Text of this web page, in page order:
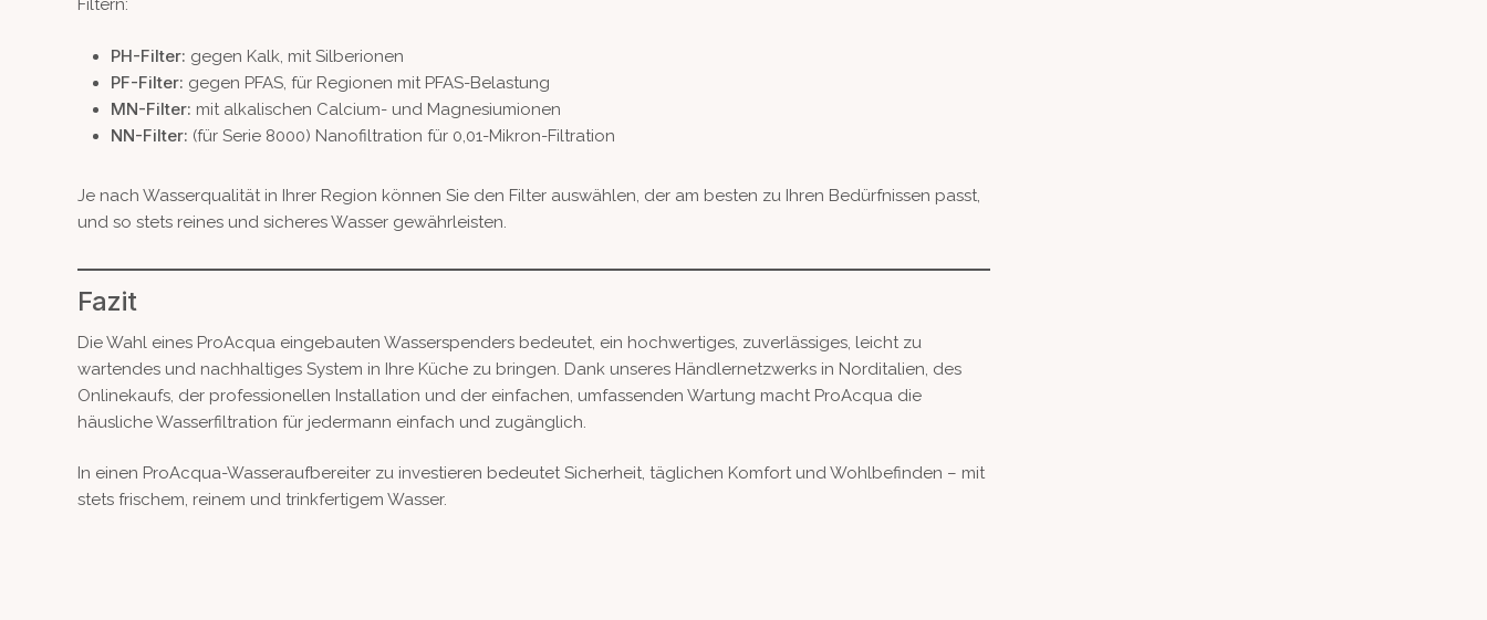
Filtern:
PH-Filter: gegen Kalk, mit Silberionen
PF-Filter: gegen PFAS, für Regionen mit PFAS-Belastung
MN-Filter: mit alkalischen Calcium- und Magnesiumionen
NN-Filter: (für Serie 8000) Nanofiltration für 0,01-Mikron-Filtration
Je nach Wasserqualität in Ihrer Region können Sie den Filter auswählen, der am besten zu Ihren Bedürfnissen passt,
und so stets reines und sicheres Wasser gewährleisten.
Fazit
Die Wahl eines ProAcqua eingebauten Wasserspenders bedeutet, ein hochwertiges, zuverlässiges, leicht zu
wartendes und nachhaltiges System in Ihre Küche zu bringen. Dank unseres Händlernetzwerks in Norditalien, des
Onlinekaufs, der professionellen Installation und der einfachen, umfassenden Wartung macht ProAcqua die
häusliche Wasserfiltration für jedermann einfach und zugänglich.
In einen ProAcqua-Wasseraufbereiter zu investieren bedeutet Sicherheit, täglichen Komfort und Wohlbefinden – mit
stets frischem, reinem und trinkfertigem Wasser.